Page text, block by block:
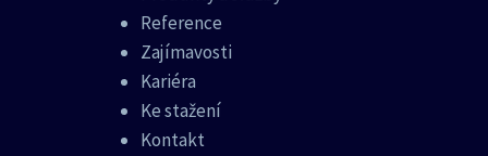
Reference
Zajímavosti
Kariéra
Ke stažení
Kontakt